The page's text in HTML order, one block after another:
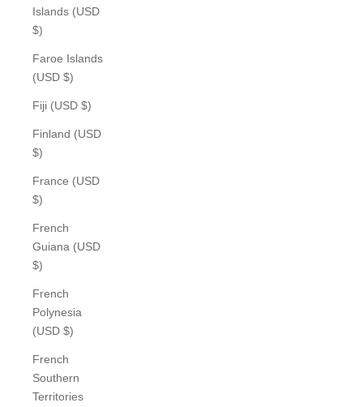
Islands (USD
$)
Faroe Islands
(USD $)
Fiji (USD $)
Finland (USD
$)
France (USD
$)
French
Guiana (USD
$)
French
Polynesia
(USD $)
French
Southern
Territories